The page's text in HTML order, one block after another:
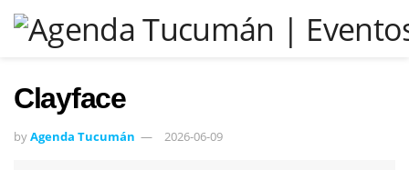
Clayface
byAgenda Tucumán 2026-06-09